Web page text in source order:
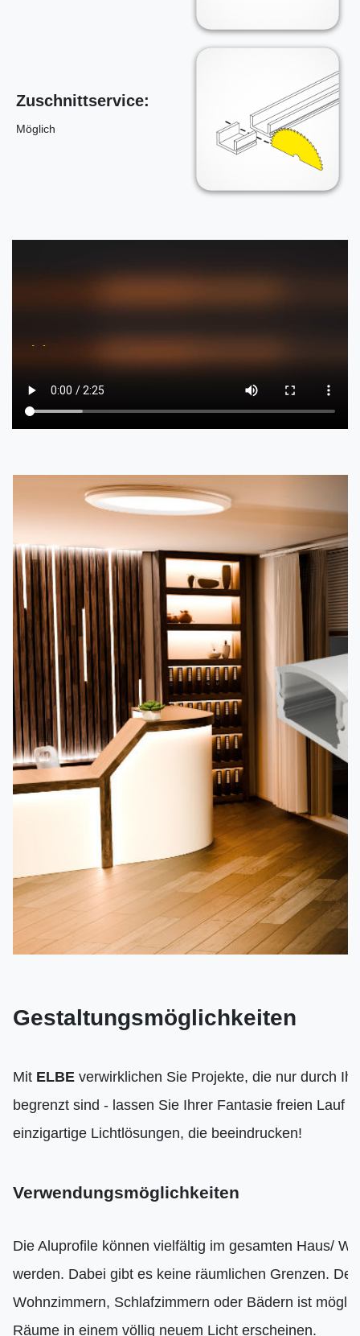
Zuschnittservice:
Möglich
Gestaltungsmöglichkeiten
Mit ELBE verwirklichen Sie Projekte, die nur durch
begrenzt sind - lassen Sie Ihrer Fantasie freien Lauf
einzigartige Lichtlösungen, die beeindrucken!
Verwendungsmöglichkeiten
Die Aluprofile können vielfältig im gesamten Haus/
werden. Dabei gibt es keine räumlichen Grenzen.
Wohnzimmern, Schlafzimmern oder Bädern ist
Räume in einem völlig neuem Licht erscheinen.